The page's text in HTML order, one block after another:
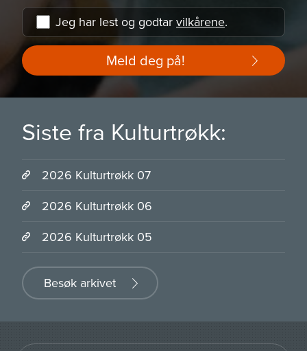
Jeg har lest og godtar vilkårene.
Meld deg på!
Siste fra Kulturtrøkk:
2026 Kulturtrøkk 07
2026 Kulturtrøkk 06
2026 Kulturtrøkk 05
Besøk arkivet